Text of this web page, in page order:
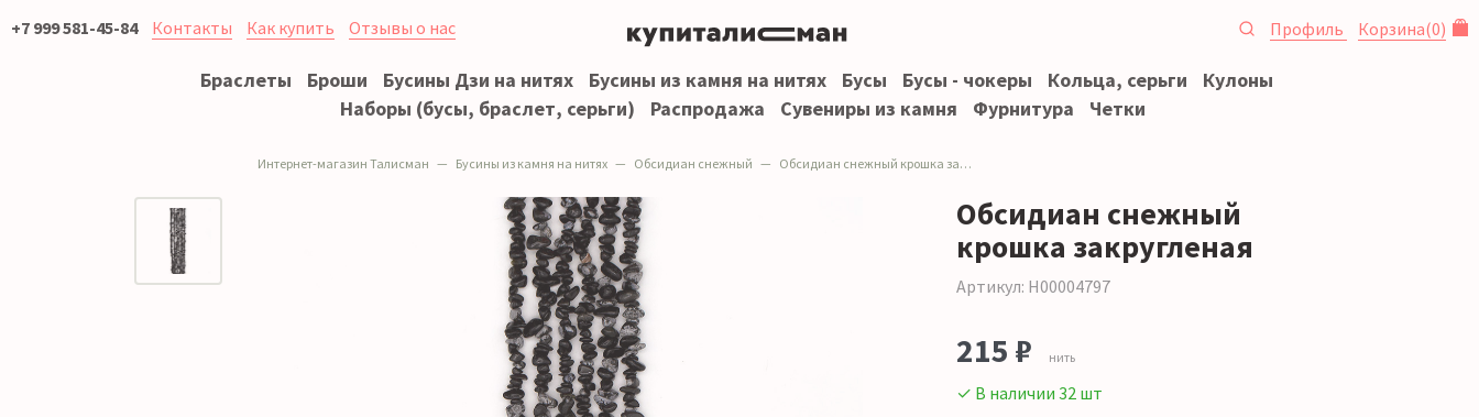
+7 999 581-45-84 Контакты Как купить Отзывы о нас Профиль Корзина(0)
Браслеты Броши Бусины Дзи на нитях Бусины из камня на нитях Бусы Бусы - чокеры Кольца, серьги
Кулоны
Наборы (бусы, браслет, серьги)
Распродажа Сувениры из камня Фурнитура Четки
Интернет-магазин Талисман Бусины из камня на нитях Обсидиан снежный Обсидиан снежный крошка закругленая
Обсидиан снежный
крошка закругленая
Артикул: Н00004797
215 ₽ нить
✓ В наличии 32 шт